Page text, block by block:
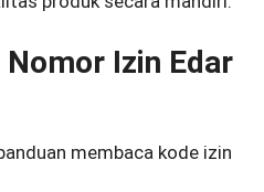
Izin Edar
membaca kode izin